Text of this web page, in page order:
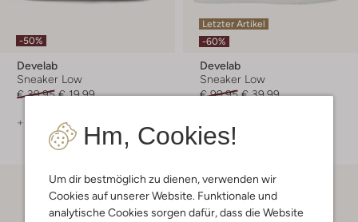
Hm, Cookies!
Um dir bestmöglich zu dienen, verwenden wir
Cookies auf unserer Website. Funktionale und
analytische Cookies sorgen dafür, dass die Website
-50%
Develab
Sneaker Low
€ 39,95 € 19,99
+ mehr farben
Letzter Artikel
-60%
Develab
Sneaker Low
€ 99,95 € 39,99